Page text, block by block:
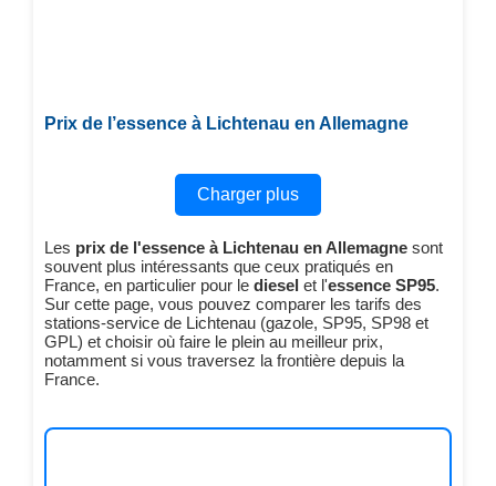
Prix de l’essence à Lichtenau en Allemagne
Charger plus
Les prix de l'essence à Lichtenau en Allemagnesont
souvent plus intéressants que ceux pratiqués en
France, en particulier pour le diesel et l'essence SP95.
Sur cette page, vous pouvez comparer les tarifs des
stations-service de Lichtenau (gazole, SP95, SP98 et
GPL) et choisir où faire le plein au meilleur prix,
notamment si vous traversez la frontière depuis la
France.